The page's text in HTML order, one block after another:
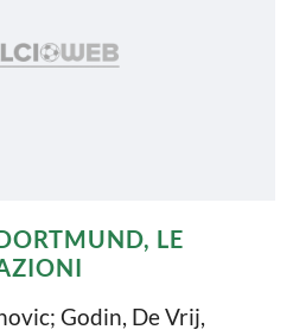
LE
Godin, De Vrij,